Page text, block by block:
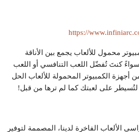
https://
محمول للألعاب يجمع بين الأناقة
سواءً كنتَ تُفضّل اللعب التنافسي أو اللعب
أجهزة الكمبيوتر المحمولة للألعاب الحل
لتُسيطر على لعبتك كما لم ترها من قبل!
الألعاب الفاخرة لدينا، المصممة لتوفير